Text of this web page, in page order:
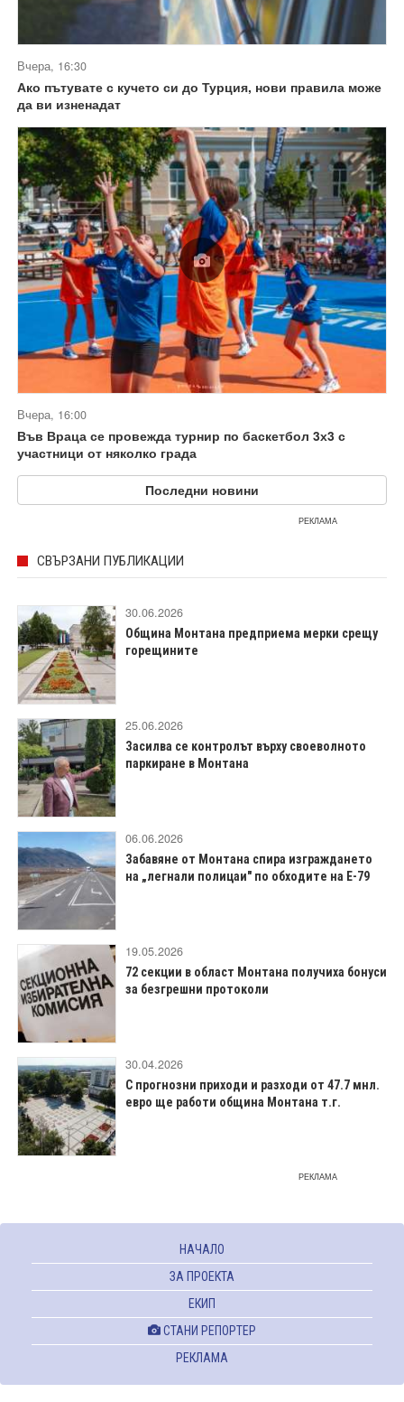
Вчера, 16:30
Ако пътувате с кучето си до Турция, нови правила може
да ви изненадат
Вчера, 16:00
Във Враца се провежда турнир по баскетбол 3х3 с
участници от няколко града
Последни новини
РЕКЛАМА
СВЪРЗАНИ ПУБЛИКАЦИИ
30.06.2026
Община Монтана предприема мерки срещу
горещините
25.06.2026
Засилва се контролът върху своеволното
паркиране в Монтана
06.06.2026
Забавяне от Монтана спира изграждането
на „легнали полицаи" по обходите на Е-79
19.05.2026
72 секции в област Монтана получиха бонуси
за безгрешни протоколи
30.04.2026
С прогнозни приходи и разходи от 47.7 мнл.
евро ще работи община Монтана т.г.
РЕКЛАМА
НАЧАЛО
ЗА ПРОЕКТА
ЕКИП
СТАНИ РЕПОРТЕР
РЕКЛАМА